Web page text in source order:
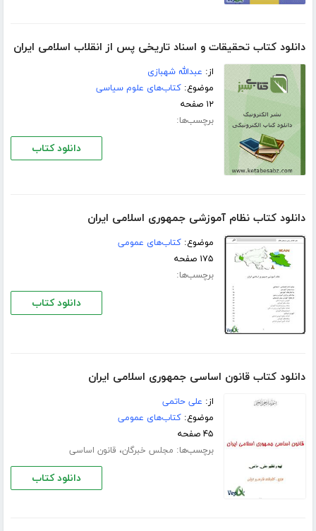
دانلود کتاب تحقیقات و اسناد تاریخی پس از انقلاب اسلامی ایران
از: عبدالله شهبازی
موضوع:کتاب‌های علوم سیاسی
۱۲ صفحه
برچسب‌ها:
دانلود کتاب
دانلود کتاب نظام آموزشی جمهوری اسلامی ایران
موضوع:کتاب‌های عمومی
۱۷۵ صفحه
برچسب‌ها:
دانلود کتاب
دانلود کتاب قانون اساسی جمهوری اسلامی ایران
از: علی حاتمی
موضوع:کتاب‌های عمومی
۴۵ صفحه
برچسب‌ها: مجلس خبرگان، قانون اساسی
دانلود کتاب